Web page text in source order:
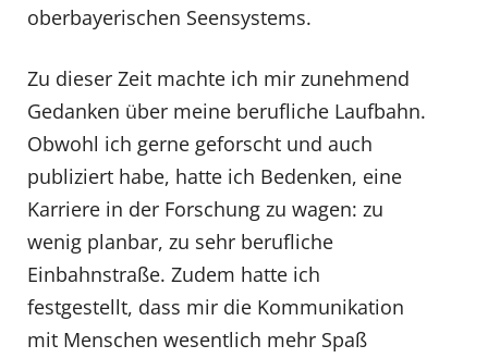
oberbayerischen Seensystems.
Zu dieser Zeit machte ich mir zunehmend
Gedanken über meine berufliche Laufbahn.
Obwohl ich gerne geforscht und auch
publiziert habe, hatte ich Bedenken, eine
Karriere in der Forschung zu wagen: zu
wenig planbar, zu sehr berufliche
Einbahnstraße. Zudem hatte ich
festgestellt, dass mir die Kommunikation
mit Menschen wesentlich mehr Spaß